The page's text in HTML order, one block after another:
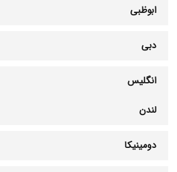
ابوظبی
دبی
انگلیس
لندن
دومینیکا